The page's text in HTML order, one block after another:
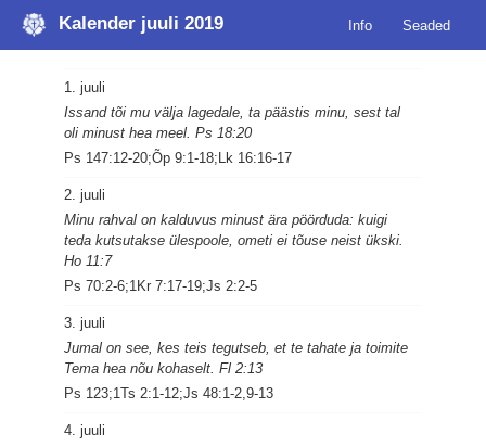
Kalender juuli 2019 Info Seaded
1. juuli
Issand tõi mu välja lagedale, ta päästis minu, sest tal
oli minust hea meel. Ps 18:20
Ps 147:12-20;Õp 9:1-18;Lk 16:16-17
2. juuli
Minu rahval on kalduvus minust ära pöörduda: kuigi
teda kutsutakse ülespoole, ometi ei tõuse neist ükski.
Ho 11:7
Ps 70:2-6;1Kr 7:17-19;Js 2:2-5
3. juuli
Jumal on see, kes teis tegutseb, et te tahate ja toimite
Tema hea nõu kohaselt. Fl 2:13
Ps 123;1Ts 2:1-12;Js 48:1-2,9-13
4. juuli